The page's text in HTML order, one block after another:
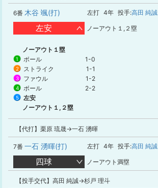
6番 木谷 颯(打) 左打 4年 投手:高田 純誠
左安 ノーアウト１,２塁
ノーアウト１塁
1 ボール 1-0
2 ストライク 1-1
3 ファウル 1-2
4 ボール 2-2
5
左安
ノーアウト１,２塁
【代打】栗原 琉晟→一石 湧暉
7番 一石 湧暉(打) 左打 4年 投手:高田 純誠
四球 ノーアウト満塁
【投手交代】高田 純誠→杉戸 理斗